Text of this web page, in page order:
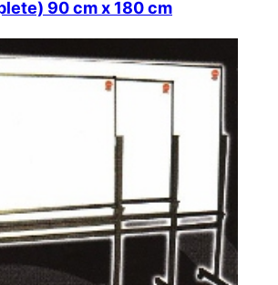
90 cm x 180 cm